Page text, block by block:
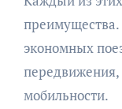
преимущества.
экономных
передвижения,
мобильности.